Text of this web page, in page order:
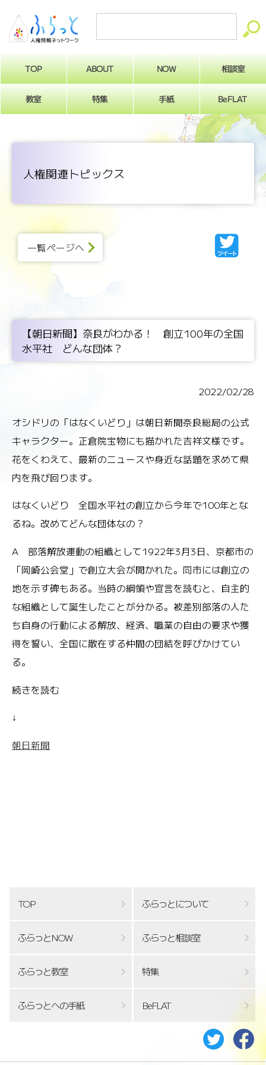
TOP ABOUT NOW 相談室
教室 特集 手紙 BeFLAT
人権関連トピックス
一覧ページへ
【朝日新聞】奈良がわかる！ 創立100年の全国
水平社 どんな団体？
2022/02/28
オシドリの「はなくいどり」は朝日新聞奈良総局の公式
キャラクター。正倉院宝物にも描かれた吉祥文様です。
花をくわえて、最新のニュースや身近な話題を求めて県
内を飛び回ります。
はなくいどり 全国水平社の創立から今年で100年とな
るね。改めてどんな団体なの？
A 部落解放運動の組織として1922年3月3日、京都市の
「岡崎公会堂」で創立大会が開かれた。同市には創立の
地を示す碑もある。当時の綱領や宣言を読むと、自主的
な組織として誕生したことが分かる。被差別部落の人た
ち自身の行動による解放、経済、職業の自由の要求や獲
得を誓い、全国に散在する仲間の団結を呼びかけてい
る。
続きを読む
↓
朝日新聞
TOP ふらっとについて
ふらっとNOW ふらっと相談室
ふらっと教室 特集
ふらっとへの手紙 BeFLAT